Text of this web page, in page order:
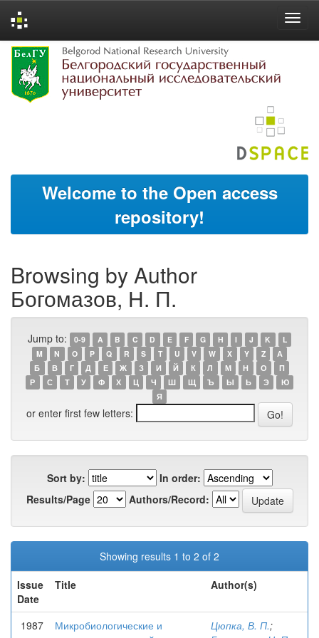
Skip
navigation
Welcome to the Open access
repository!
Browsing by Author
Богомазов, Н. П.
Jump to: 0-9 A B C D E F G H I J K
L
M
N O P Q R S T U V W X Y Z
А
Б
В Г Д Е Ж З И Й К Л М Н О
П
Р
С Т У Ф Х Ц Ч Ш Щ Ъ Ы Ь Э
Ю
Я
or enter first few letters:
Sort by:
In order:
Results/Page
Authors/Record:
Showing results 1 to 2 of 2
Issue
Date
Title Author(s)
1987
Микробиологические и
Цюпка, В. П.;